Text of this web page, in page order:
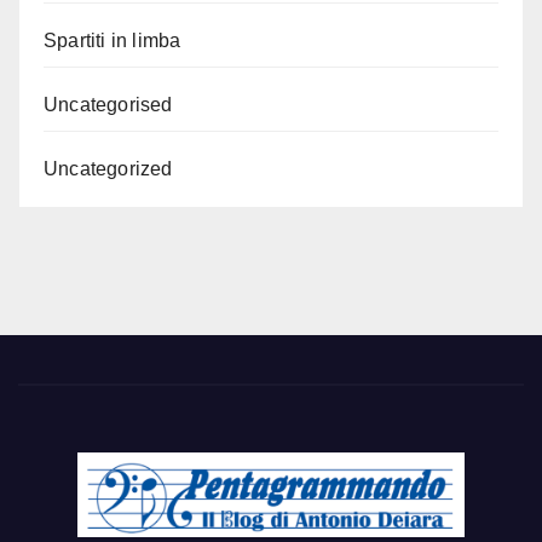
Spartiti in limba
Uncategorised
Uncategorized